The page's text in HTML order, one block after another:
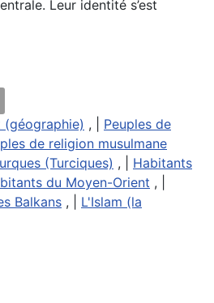
Leur identité s’est
(géographie) , | Peuples de
de religion musulmane
(Turciques) , | Habitants
du Moyen-Orient , |
Balkans , | L'Islam (la